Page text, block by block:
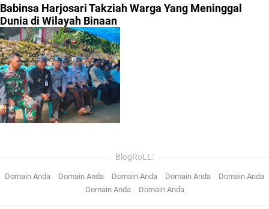
Babinsa Harjosari Takziah Warga Yang Meninggal
Dunia di Wilayah Binaan
BlogRoLL:
Domain Anda Domain Anda Domain Anda Domain Anda
Domain Anda
Domain Anda
Domain Anda